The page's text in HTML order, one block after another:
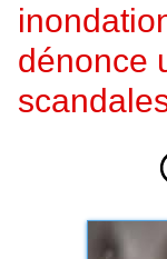
dénonce